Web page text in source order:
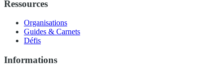
Ressources
Organisations
Guides & Carnets
Défis
Informations